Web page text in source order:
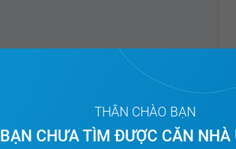
THÂN CHÀO BẠN
BẠN CHƯA TÌM ĐƯỢC CĂN NHÀ